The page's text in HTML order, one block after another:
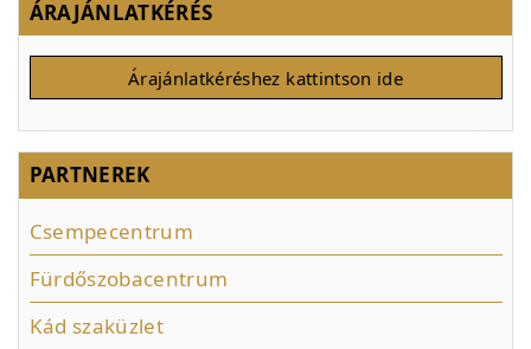
ÁRAJÁNLATKÉRÉS
Árajánlatkéréshez kattintson ide
PARTNEREK
Csempecentrum
Fürdőszobacentrum
Kád szaküzlet